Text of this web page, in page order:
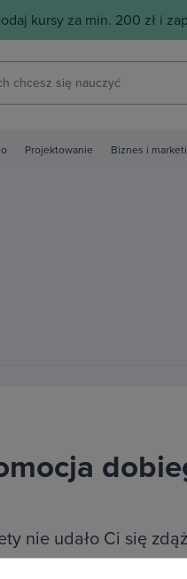
kursy za min. 200 zł i
Projektowanie Biznes i
nie udało Ci się
się do naszego